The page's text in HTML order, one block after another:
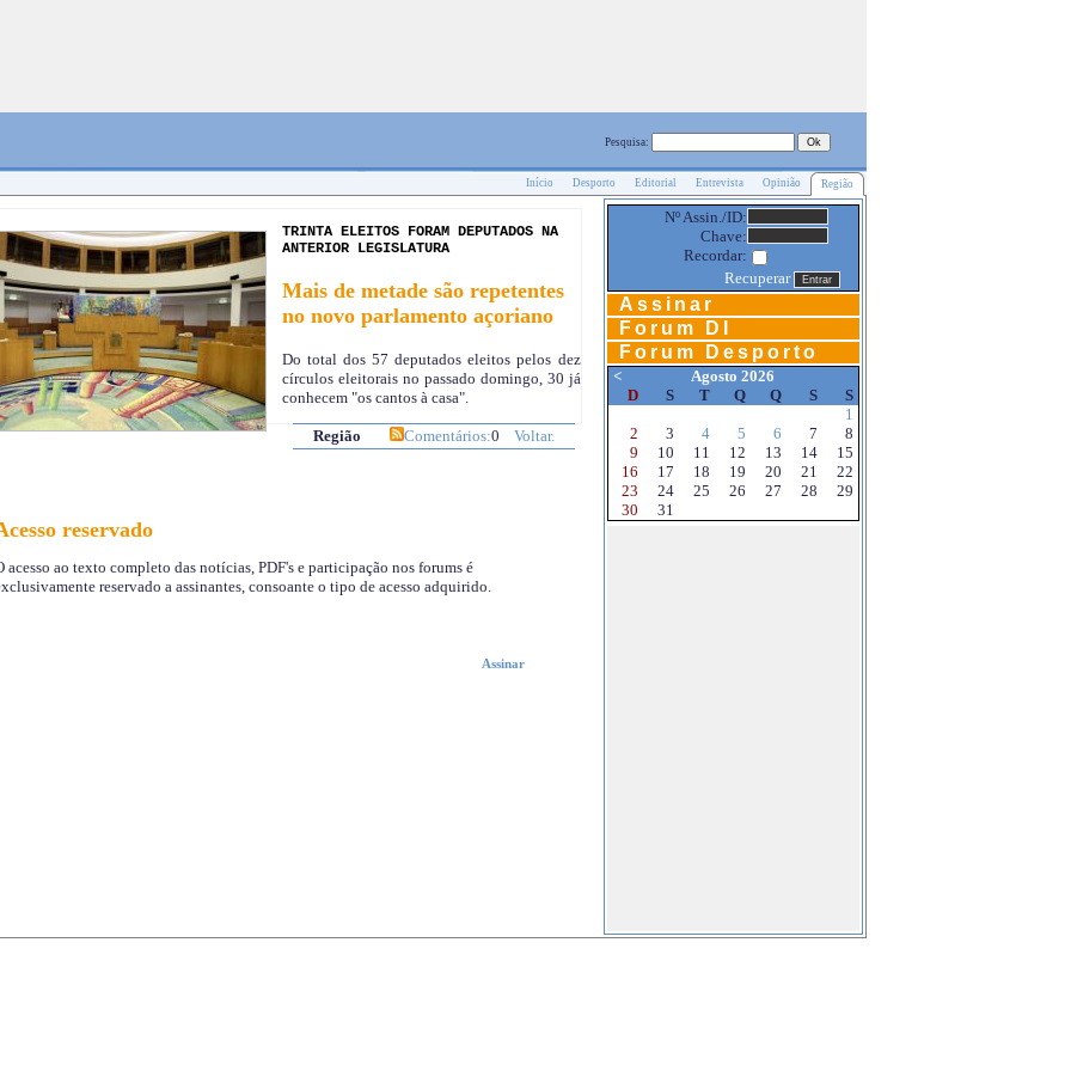
Pesquisa:
Início Desporto Editorial Entrevista Opinião Região
TRINTA ELEITOS FORAM DEPUTADOS NA
ANTERIOR LEGISLATURA
Mais de metade são repetentes
no novo parlamento açoriano
Do total dos 57 deputados eleitos pelos dez
círculos eleitorais no passado domingo, 30 já
conhecem "os cantos à casa".
Região Comentários:0 Voltar.
reservado
acesso ao texto completo das notícias, PDF's e participação nos forums é
reservado a assinantes, consoante o tipo de acesso adquirido.
Assinar
Nº Assin./ID:
Chave:
Recordar:
Recuperar
Assinar
Forum DI
Forum Desporto
<
Agosto 2026
D
S T Q Q S
S
1
2
3 4 5 6 7
8
9
10 11 12 13 14
15
16
17 18 19 20 21
22
23
24 25 26 27 28
29
30
31